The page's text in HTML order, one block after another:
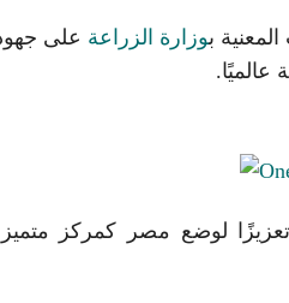
بوزارة الزراعة على
لوضع مصر كمركز متميز